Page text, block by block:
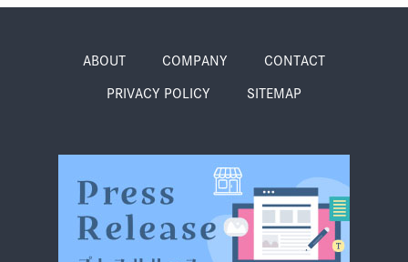
ABOUT COMPANY CONTACT
PRIVACY POLICY SITEMAP